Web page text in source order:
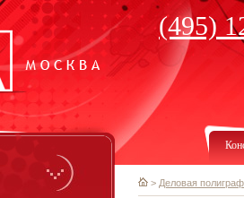
(495)
> Деловая